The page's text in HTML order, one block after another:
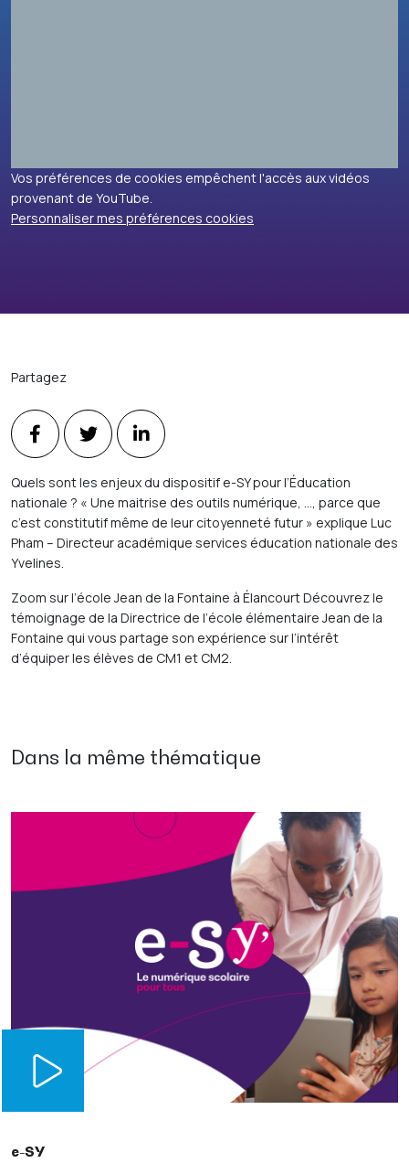
Vos préférences de cookies empêchent l'accès aux vidéos
provenant de YouTube.
Personnaliser mes préférences cookies
Partagez
Quels sont les enjeux du dispositif e-SY pour l’Éducation
nationale ? « Une maitrise des outils numérique, …, parce que
c’est constitutif même de leur citoyenneté futur » explique Luc
Pham – Directeur académique services éducation nationale des
Yvelines.
Zoom sur l’école Jean de la Fontaine à Élancourt Découvrez le
témoignage de la Directrice de l’école élémentaire Jean de la
Fontaine qui vous partage son expérience sur l’intérêt
d’équiper les élèves de CM1 et CM2.
Dans la même thématique
e-SY